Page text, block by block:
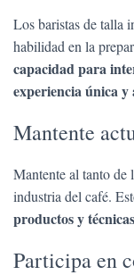
Los baristas de talla
habilidad en la
capacidad para
experiencia única y
Mantente
Mantente al tanto de
industria del café.
productos y
Participa en